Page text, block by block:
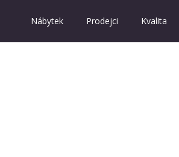
Nábytek Prodejci Kvalita